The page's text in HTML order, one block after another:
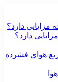
دارد؟